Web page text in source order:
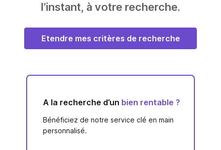
l’instant, à votre recherche.
Etendre mes critères de recherche
A la recherche d’un bien rentable ?
Bénéficiez de notre service clé en main
personnalisé.